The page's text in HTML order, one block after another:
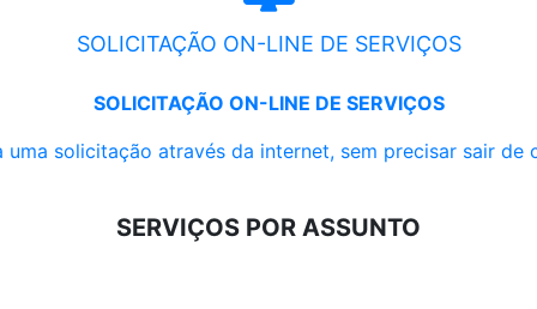
SOLICITAÇÃO ON-LINE DE SERVIÇOS
SOLICITAÇÃO ON-LINE DE SERVIÇOS
uma solicitação através da internet, sem precisar sair de
SERVIÇOS POR ASSUNTO